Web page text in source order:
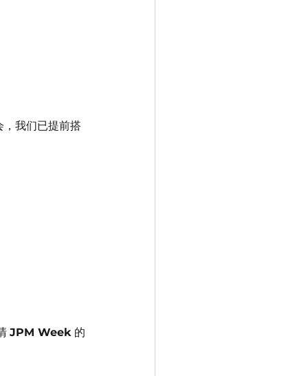
，我们已提前搭
JPM Week 的